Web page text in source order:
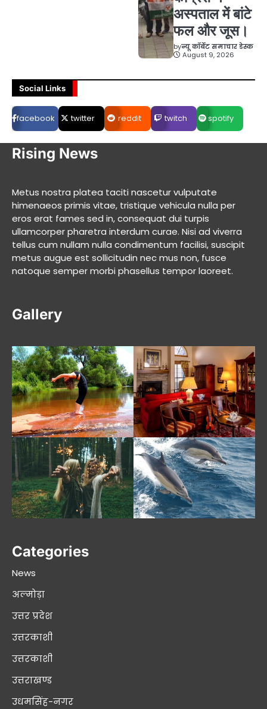
अस्पताल में बांटे
फल और जूस।
byन्यू कॉर्बेट समाचार डेस्क
August 9, 2026
Social Links
facebook twitter reddit twitch spotify
Rising News
Metus nostra platea taciti nascetur vulputate
himenaeos primis vitae, tristique vehicula nulla per
eros erat fames sed in, consequat dui turpis
ullamcorper pharetra interdum curae. Nisi ad viverra
tellus cum nullam nulla condimentum facilisi, suscipit
metus augue est sollicitudin nec mus non, fusce
natoque semper morbi phasellus tempor laoreet.
Gallery
Categories
News
अल्मोड़ा
उत्तर प्रदेश
उत्तरकाशी
उत्तरकाशी
उत्तराखण्ड
उधमसिंह-नगर